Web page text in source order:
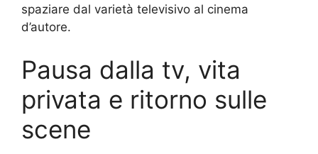
spaziare dal varietà televisivo al cinema
d’autore.
Pausa dalla tv, vita
privata e ritorno sulle
scene